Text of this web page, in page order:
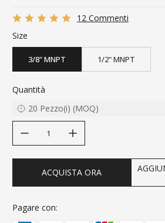
12 Commenti
Size
3/8" MNPT 1/2" MNPT
Quantità
20 Pezzo(i) (MOQ)
ACQUISTA ORA
Pagare con: